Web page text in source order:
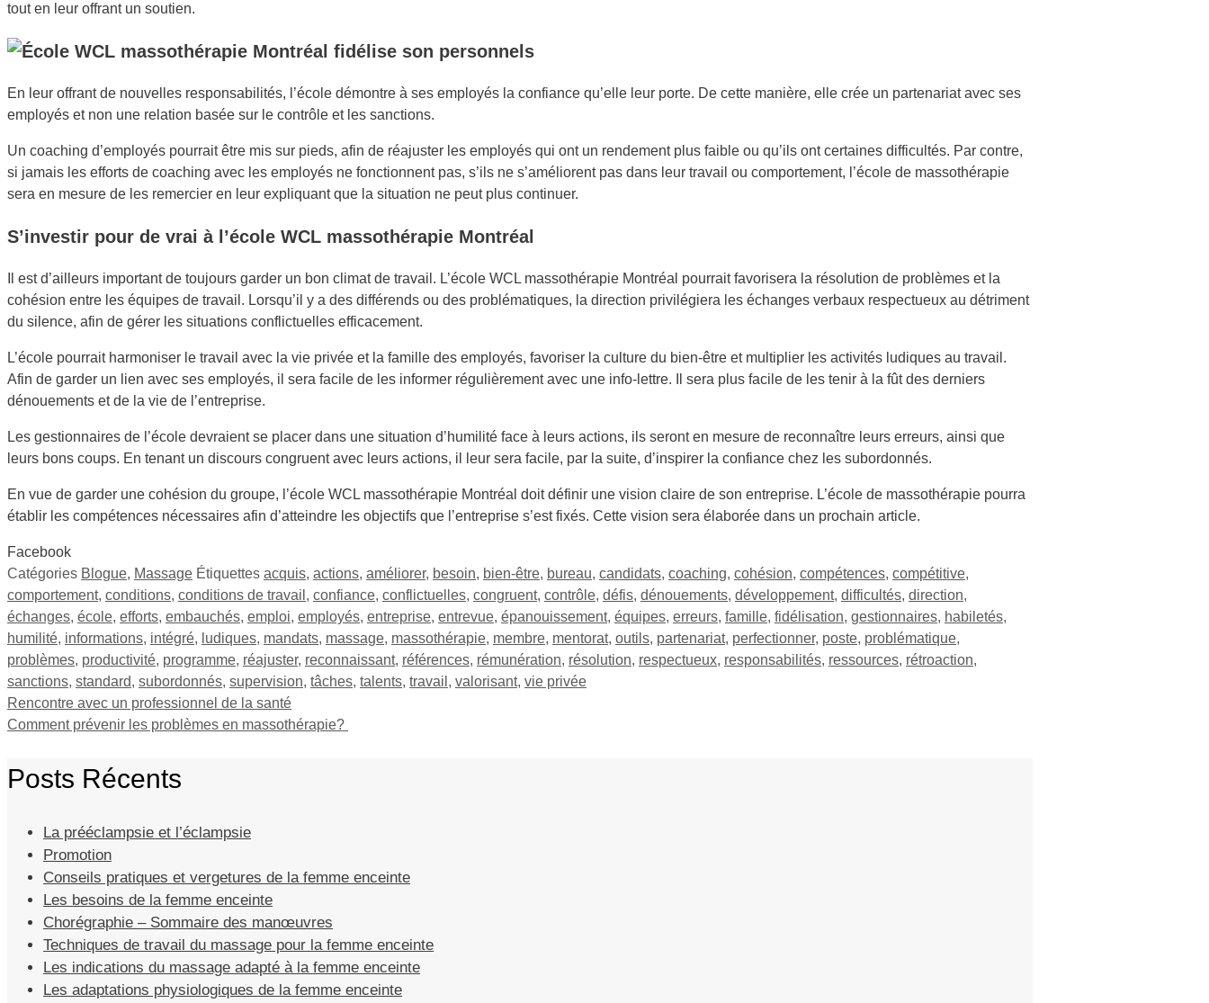
tout en leur offrant un soutien.
En leur offrant de nouvelles responsabilités, l’école démontre à ses employés la confiance qu’elle leur porte. De cette manière, elle crée un partenariat avec ses
employés et non une relation basée sur le contrôle et les sanctions.
Un coaching d’employés pourrait être mis sur pieds, afin de réajuster les employés qui ont un rendement plus faible ou qu’ils ont certaines difficultés. Par contre,
si jamais les efforts de coaching avec les employés ne fonctionnent pas, s’ils ne s’améliorent pas dans leur travail ou comportement, l’école de massothérapie
sera en mesure de les remercier en leur expliquant que la situation ne peut plus continuer.
S’investir pour de vrai à l’école WCL massothérapie Montréal
Il est d’ailleurs important de toujours garder un bon climat de travail. L’école WCL massothérapie Montréal pourrait favorisera la résolution de problèmes et la
cohésion entre les équipes de travail. Lorsqu’il y a des différends ou des problématiques, la direction privilégiera les échanges verbaux respectueux au détriment
du silence, afin de gérer les situations conflictuelles efficacement.
L’école pourrait harmoniser le travail avec la vie privée et la famille des employés, favoriser la culture du bien-être et multiplier les activités ludiques au travail.
Afin de garder un lien avec ses employés, il sera facile de les informer régulièrement avec une info-lettre. Il sera plus facile de les tenir à la fût des derniers
dénouements et de la vie de l’entreprise.
Les gestionnaires de l’école devraient se placer dans une situation d’humilité face à leurs actions, ils seront en mesure de reconnaître leurs erreurs, ainsi que
leurs bons coups. En tenant un discours congruent avec leurs actions, il leur sera facile, par la suite, d’inspirer la confiance chez les subordonnés.
En vue de garder une cohésion du groupe, l’école WCL massothérapie Montréal doit définir une vision claire de son entreprise. L’école de massothérapie pourra
établir les compétences nécessaires afin d’atteindre les objectifs que l’entreprise s’est fixés. Cette vision sera élaborée dans un prochain article.
Facebook
Catégories Blogue, Massage Étiquettes acquis, actions, améliorer, besoin, bien-être, bureau, candidats, coaching, cohésion, compétences, compétitive,
comportement, conditions, conditions de travail , confiance, conflictuelles, congruent, contrôle, défis, dénouements, développement, difficultés, direction,
échanges, école, efforts, embauchés, emploi, employés, entreprise, entrevue, épanouissement, équipes, erreurs, famille, fidélisation, gestionnaires, habiletés,
humilité, informations, intégré, ludiques, mandats, massage, massothérapie, membre, mentorat, outils, partenariat, perfectionner, poste, problématique,
problèmes, productivité, programme, réajuster, reconnaissant, références, rémunération, résolution, respectueux, responsabilités, ressources, rétroaction,
sanctions, standard, subordonnés, supervision, tâches, talents, travail , valorisant, vie privée
Rencontre avec un professionnel de la santé
Comment prévenir les problèmes en massothérapie?
Posts Récents
La prééclampsie et l’éclampsie
Promotion
Conseils pratiques et vergetures de la femme enceinte
Les besoins de la femme enceinte
Chorégraphie – Sommaire des manœuvres
Techniques de travail du massage pour la femme enceinte
Les indications du massage adapté à la femme enceinte
Les adaptations physiologiques de la femme enceinte